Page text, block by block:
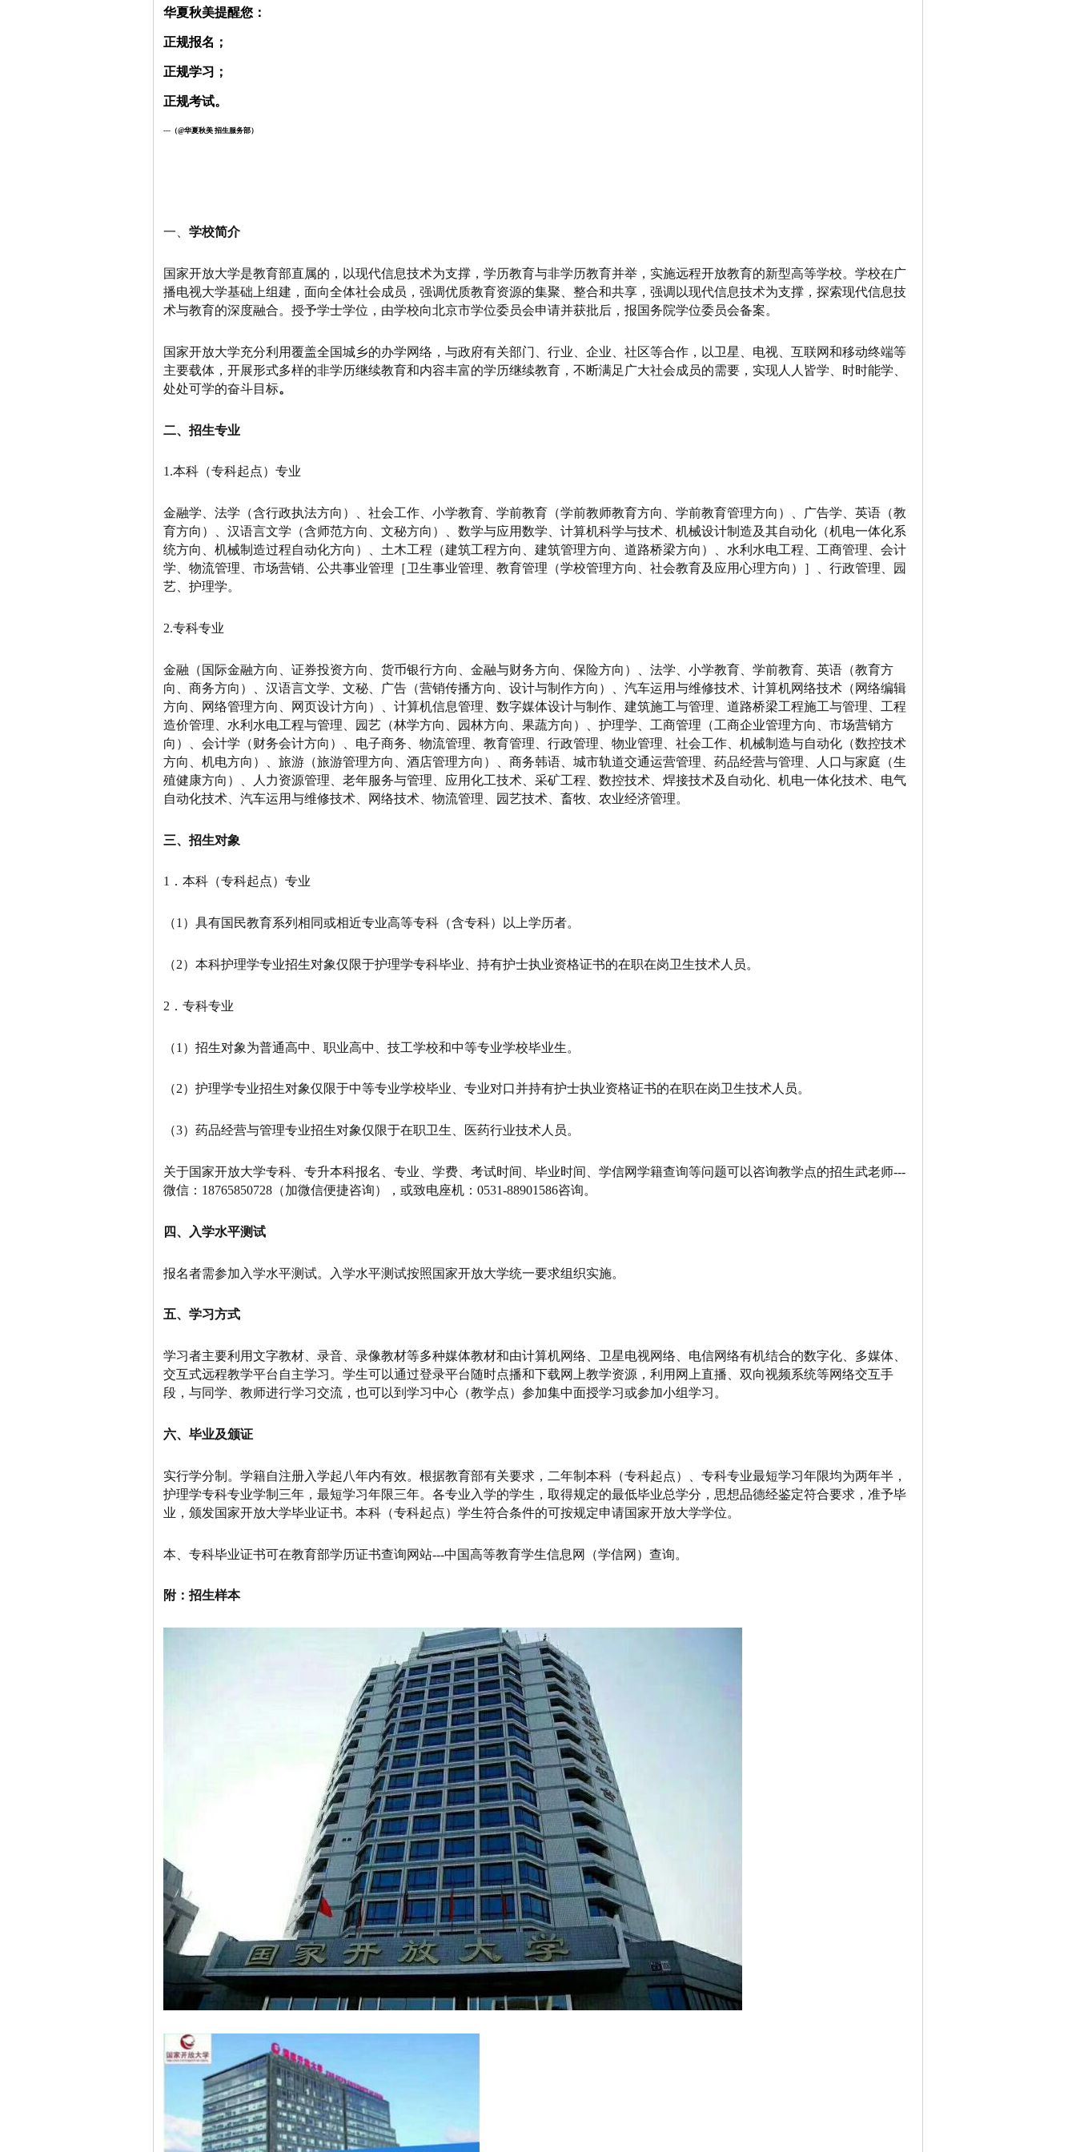
华夏秋美提醒您：
正规报名；
正规学习；
正规考试。
---（@华夏秋美 招生服务部）
一、 学校简介
国家开放大学是教育部直属的，以现代信息技术为支撑，学历教育与非学历教育并举，实施远程开放教育的新型高等学校。学校在广
播电视大学基础上组建，面向全体社会成员，强调优质教育资源的集聚、整合和共享，强调以现代信息技术为支撑，探索现代信息技
术与教育的深度融合。授予学士学位，由学校向北京市学位委员会申请并获批后，报国务院学位委员会备案。
国家开放大学充分利用覆盖全国城乡的办学网络，与政府有关部门、行业、企业、社区等合作，以卫星、电视、互联网和移动终端等
主要载体，开展形式多样的非学历继续教育和内容丰富的学历继续教育，不断满足广大社会成员的需要，实现人人皆学、时时能学、
处处可学的奋斗目标。
二、招生专业
1.本科（专科起点）专业
金融学、法学（含行政执法方向）、社会工作、小学教育、学前教育（学前教师教育方向、学前教育管理方向）、广告学、英语（教
育方向）、汉语言文学（含师范方向、文秘方向）、数学与应用数学、计算机科学与技术、机械设计制造及其自动化（机电一体化系
统方向、机械制造过程自动化方向）、土木工程（建筑工程方向、建筑管理方向、道路桥梁方向）、水利水电工程、工商管理、会计
学、物流管理、市场营销、公共事业管理［卫生事业管理、教育管理（学校管理方向、社会教育及应用心理方向）］、行政管理、园
艺、护理学。
2.专科专业
金融（国际金融方向、证券投资方向、货币银行方向、金融与财务方向、保险方向）、法学、小学教育、学前教育、英语（教育方
向、商务方向）、汉语言文学、文秘、广告（营销传播方向、设计与制作方向）、汽车运用与维修技术、计算机网络技术（网络编辑
方向、网络管理方向、网页设计方向）、计算机信息管理、数字媒体设计与制作、建筑施工与管理、道路桥梁工程施工与管理、工程
造价管理、水利水电工程与管理、园艺（林学方向、园林方向、果蔬方向）、护理学、工商管理（工商企业管理方向、市场营销方
向）、会计学（财务会计方向）、电子商务、物流管理、教育管理、行政管理、物业管理、社会工作、机械制造与自动化（数控技术
方向、机电方向）、旅游（旅游管理方向、酒店管理方向）、商务韩语、城市轨道交通运营管理、药品经营与管理、人口与家庭（生
殖健康方向）、人力资源管理、老年服务与管理、应用化工技术、采矿工程、数控技术、焊接技术及自动化、机电一体化技术、电气
自动化技术、汽车运用与维修技术、网络技术、物流管理、园艺技术、畜牧、农业经济管理。
三、招生对象
1．本科（专科起点）专业
（1）具有国民教育系列相同或相近专业高等专科（含专科）以上学历者。
（2）本科护理学专业招生对象仅限于护理学专科毕业、持有护士执业资格证书的在职在岗卫生技术人员。
2．专科专业
（1）招生对象为普通高中、职业高中、技工学校和中等专业学校毕业生。
（2）护理学专业招生对象仅限于中等专业学校毕业、专业对口并持有护士执业资格证书的在职在岗卫生技术人员。
（3）药品经营与管理专业招生对象仅限于在职卫生、医药行业技术人员。
关于国家开放大学专科、专升本科报名、专业、学费、考试时间、毕业时间、学信网学籍查询等问题可以咨询教学点的招生武老师---
微信：18765850728（加微信便捷咨询），或致电座机：0531-88901586咨询。
四、入学水平测试
报名者需参加入学水平测试。入学水平测试按照国家开放大学统一要求组织实施。
五、学习方式
学习者主要利用文字教材、录音、录像教材等多种媒体教材和由计算机网络、卫星电视网络、电信网络有机结合的数字化、多媒体、
交互式远程教学平台自主学习。学生可以通过登录平台随时点播和下载网上教学资源，利用网上直播、双向视频系统等网络交互手
段，与同学、教师进行学习交流，也可以到学习中心（教学点）参加集中面授学习或参加小组学习。
六、毕业及颁证
实行学分制。学籍自注册入学起八年内有效。根据教育部有关要求，二年制本科（专科起点）、专科专业最短学习年限均为两年半，
护理学专科专业学制三年，最短学习年限三年。各专业入学的学生，取得规定的最低毕业总学分，思想品德经鉴定符合要求，准予毕
业，颁发国家开放大学毕业证书。本科（专科起点）学生符合条件的可按规定申请国家开放大学学位。
本、专科毕业证书可在教育部学历证书查询网站---中国高等教育学生信息网（学信网）查询。
附：招生样本